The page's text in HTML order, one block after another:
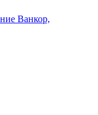
Ванкор,